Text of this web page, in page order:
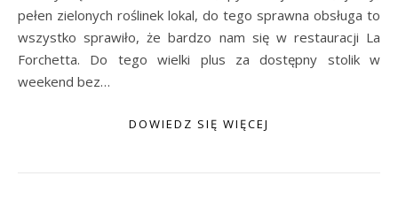
pełen zielonych roślinek lokal, do tego sprawna obsługa to
wszystko sprawiło, że bardzo nam się w restauracji La
Forchetta. Do tego wielki plus za dostępny stolik w
weekend bez…
DOWIEDZ SIĘ WIĘCEJ